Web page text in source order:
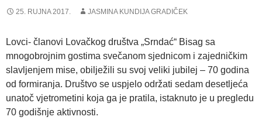
25. RUJNA 2017. JASMINA KUNDIJA GRADIČEK
Lovci- članovi Lovačkog društva „Srndać“ Bisag sa
mnogobrojnim gostima svečanom sjednicom i zajedničkim
slavljenjem mise, obilježili su svoj veliki jubilej – 70 godina
od formiranja. Društvo se uspjelo održati sedam desetljeća
unatoč vjetrometini koja ga je pratila, istaknuto je u pregledu
70 godišnje aktivnosti.